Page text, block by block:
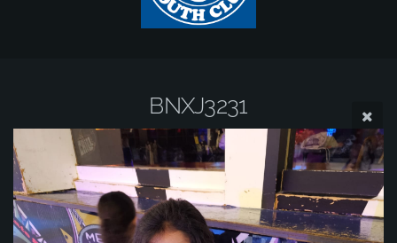
BNXJ3231